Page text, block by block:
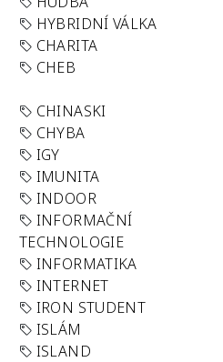
HYBRIDNÍ VÁLKA
CHARITA
CHEB
CHINASKI
CHYBA
IGY
IMUNITA
INDOOR
INFORMAČNÍ
TECHNOLOGIE
INFORMATIKA
INTERNET
IRON STUDENT
ISLÁM
ISLAND